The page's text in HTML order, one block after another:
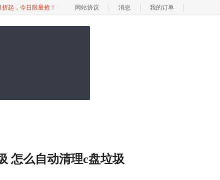
折起，今日限量抢！ 网站协议 消息 我的订单
怎么自动清理c盘垃圾